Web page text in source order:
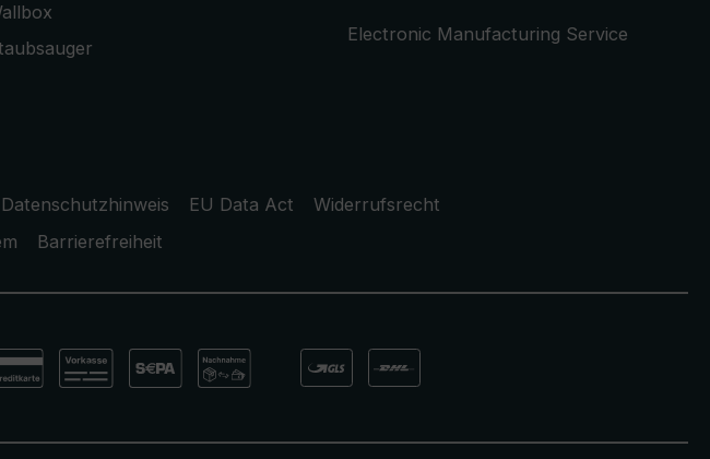
Electronic Manufacturing Service
Datenschutzhinweis EU Data Act
Widerrufsrecht
Barrierefreiheit